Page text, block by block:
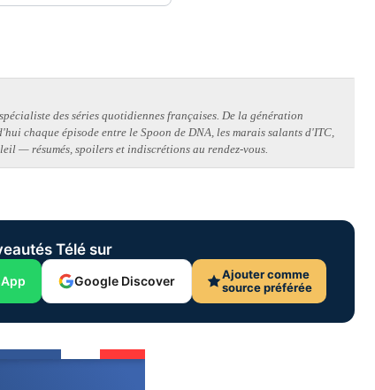
des séries quotidiennes françaises. De la génération
chaque épisode entre le Spoon de DNA, les marais salants d'ITC,
— résumés, spoilers et indiscrétions au rendez-vous.
Télé sur
Google Discover
Ajouter comme
source préférée